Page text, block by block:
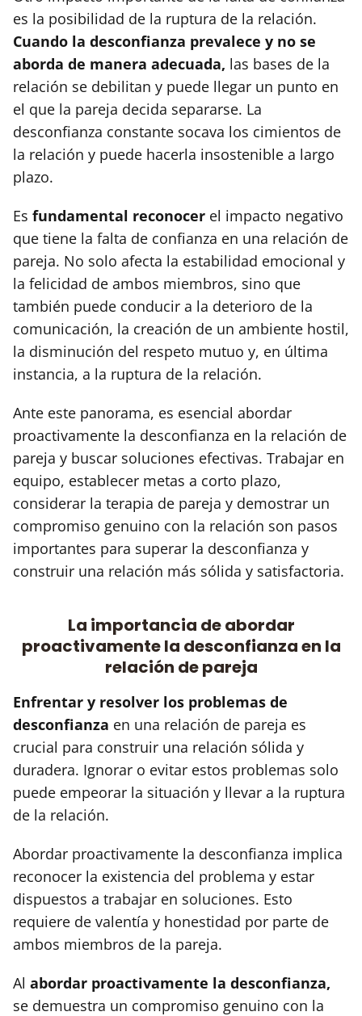
es la posibilidad de la ruptura de la relación.
Cuando la desconfianza prevalece y no se
aborda de manera adecuada, las bases de la
relación se debilitan y puede llegar un punto en
el que la pareja decida separarse. La
desconfianza constante socava los cimientos de
la relación y puede hacerla insostenible a largo
plazo.
Es fundamental reconocer el impacto negativo
que tiene la falta de confianza en una relación de
pareja. No solo afecta la estabilidad emocional y
la felicidad de ambos miembros, sino que
también puede conducir a la deterioro de la
comunicación, la creación de un ambiente hostil,
la disminución del respeto mutuo y, en última
instancia, a la ruptura de la relación.
Ante este panorama, es esencial abordar
proactivamente la desconfianza en la relación de
pareja y buscar soluciones efectivas. Trabajar en
equipo, establecer metas a corto plazo,
considerar la terapia de pareja y demostrar un
compromiso genuino con la relación son pasos
importantes para superar la desconfianza y
construir una relación más sólida y satisfactoria.
La importancia de abordar
proactivamente la desconfianza en la
relación de pareja
Enfrentar y resolver los problemas de
desconfianza en una relación de pareja es
crucial para construir una relación sólida y
duradera. Ignorar o evitar estos problemas solo
puede empeorar la situación y llevar a la ruptura
de la relación.
Abordar proactivamente la desconfianza implica
reconocer la existencia del problema y estar
dispuestos a trabajar en soluciones. Esto
requiere de valentía y honestidad por parte de
ambos miembros de la pareja.
Al abordar proactivamente la desconfianza,
se demuestra un compromiso genuino con la